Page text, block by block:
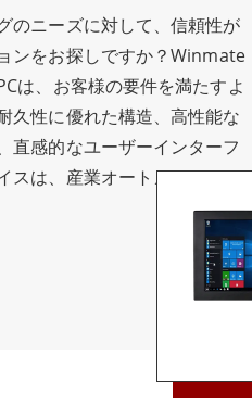
Winmateマルチタッチシリー
ルコンピュータの枠を超え、
・トゥ・エッジデザインを採
ネルPCは、強力なパフォーマ
ンのラインアップ、柔軟な取
ヘビーデューティアプリケー
室、マシンオートメーショ
ーザー端末、重機の内部な
能と効率を最大限に引き出し
欠なあらゆる産業用アプリケ
のニーズに対して、信頼性が
ンをお探しですか？Winmate
は、お客様の要件を満たすよ
久性に優れた構造、高性能な
直感的なユーザーインターフ
スは、産業オートメーショ
幅広いアプリケーションに最
ントパネルPCは、高品質のコ
おり、過酷な環境にも耐える
振動、粉塵の多い環境でも問
ターの知識がなくても簡単に